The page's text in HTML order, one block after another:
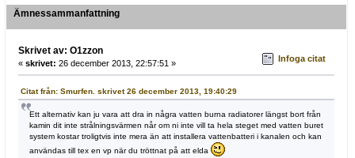
Ämnessammanfattning
Skrivet av: O1zzon
« skrivet: 26 december 2013, 22:57:51 » Infoga citat
Citat från: Smurfen. skrivet 26 december 2013, 19:40:29
Ett alternativ kan ju vara att dra in några vatten burna radiatorer längst bort från
kamin dit inte strålningsvärmen når om ni inte vill ta hela steget med vatten buret
system kostar troligtvis inte mera än att installera vattenbatteri i kanalen och kan
användas till tex en vp när du tröttnat på att elda